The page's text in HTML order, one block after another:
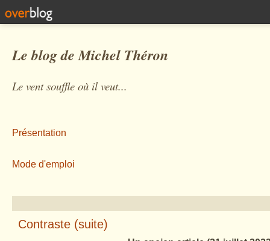
Le blog de Michel Théron
Le vent souffle où il veut...
Présentation
Mode d'emploi
Contraste (suite)